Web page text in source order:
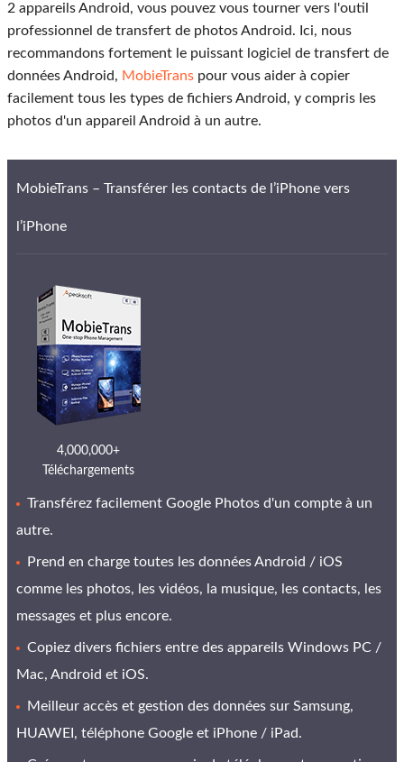
2 appareils Android, vous pouvez vous tourner vers l'outil
professionnel de transfert de photos Android. Ici, nous
recommandons fortement le puissant logiciel de transfert de
données Android, MobieTrans pour vous aider à copier
facilement tous les types de fichiers Android, y compris les
photos d'un appareil Android à un autre.
MobieTrans – Transférer les contacts de l’iPhone vers
l’iPhone
4,000,000+
Téléchargements
Transférez facilement Google Photos d'un compte à un
autre.
Prend en charge toutes les données Android / iOS
comme les photos, les vidéos, la musique, les contacts, les
messages et plus encore.
Copiez divers fichiers entre des appareils Windows PC /
Mac, Android et iOS.
Meilleur accès et gestion des données sur Samsung,
HUAWEI, téléphone Google et iPhone / iPad.